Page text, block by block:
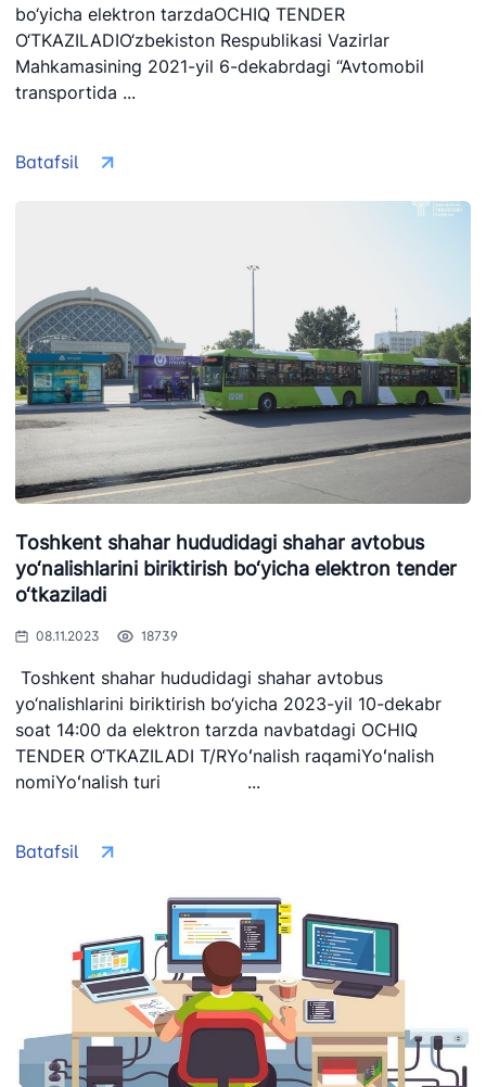
bo‘yicha elektron tarzdaOCHIQ TENDER
O‘TKAZILADIO‘zbekiston Respublikasi Vazirlar
Mahkamasining 2021-yil 6-dekabrdagi “Avtomobil
transportida ...
Batafsil
Toshkent shahar hududidagi shahar avtobus
yo‘nalishlarini biriktirish bo‘yicha elektron tender
o‘tkaziladi
08.11.2023 18739
Toshkent shahar hududidagi shahar avtobus
yo‘nalishlarini biriktirish bo‘yicha 2023-yil 10-dekabr
soat 14:00 da elektron tarzda navbatdagi OCHIQ
TENDER O‘TKAZILADI T/RYoʻnalish raqamiYoʻnalish
nomiYoʻnalish turi ...
Batafsil